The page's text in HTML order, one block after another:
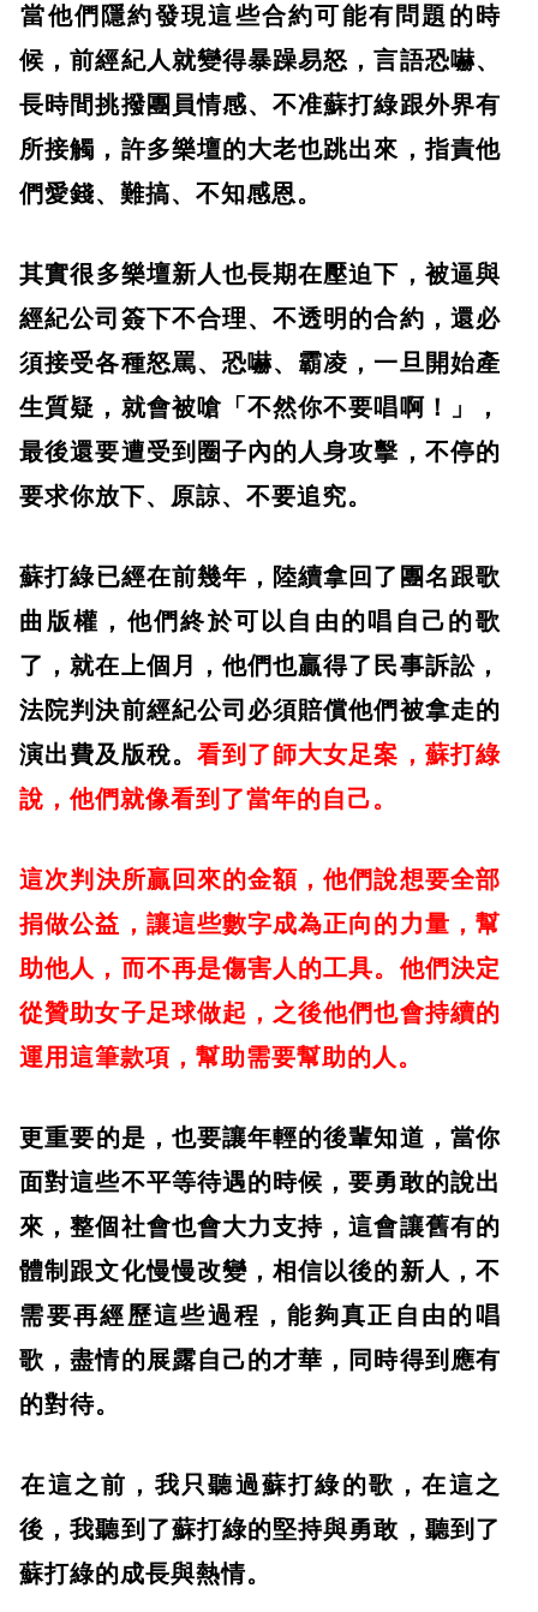
​當他們隱約發現這些合約可能有問題的時
候，前經紀人就變得暴躁易怒，言語恐嚇、
長時間挑撥團員情感、不准蘇打綠跟外界有
所接觸，許多樂壇的大老也跳出來，指責他
們愛錢、難搞、不知感恩。
​其實很多樂壇新人也長期在壓迫下，被逼與
經紀公司簽下不合理、不透明的合約，還必
須接受各種怒罵、恐嚇、霸凌，一旦開始產
生質疑，就會被嗆「不然你不要唱啊！」，
最後還要遭受到圈子內的人身攻擊，不停的
要求你放下、原諒、不要追究。
​蘇打綠已經在前幾年，陸續拿回了團名跟歌
曲版權，他們終於可以自由的唱自己的歌
了，就在上個月，他們也贏得了民事訴訟，
法院判決前經紀公司必須賠償他們被拿走的
演出費及版稅。 看到了師大女足案，蘇打綠
說，他們就像看到了當年的自己。
​這次判決所贏回來的金額，他們說想要全部
捐做公益，讓這些數字成為正向的力量，幫
助他人，而不再是傷害人的工具。他們決定
從贊助女子足球做起，之後他們也會持續的
運用這筆款項，幫助需要幫助的人。
​更重要的是，也要讓年輕的後輩知道，當你
面對這些不平等待遇的時候，要勇敢的說出
來，整個社會也會大力支持，這會讓舊有的
體制跟文化慢慢改變，相信以後的新人，不
需要再經歷這些過程，能夠真正自由的唱
歌，盡情的展露自己的才華，同時得到應有
的對待。
​在這之前，我只聽過蘇打綠的歌，在這之
後，我聽到了蘇打綠的堅持與勇敢，聽到了
蘇打綠的成長與熱情。